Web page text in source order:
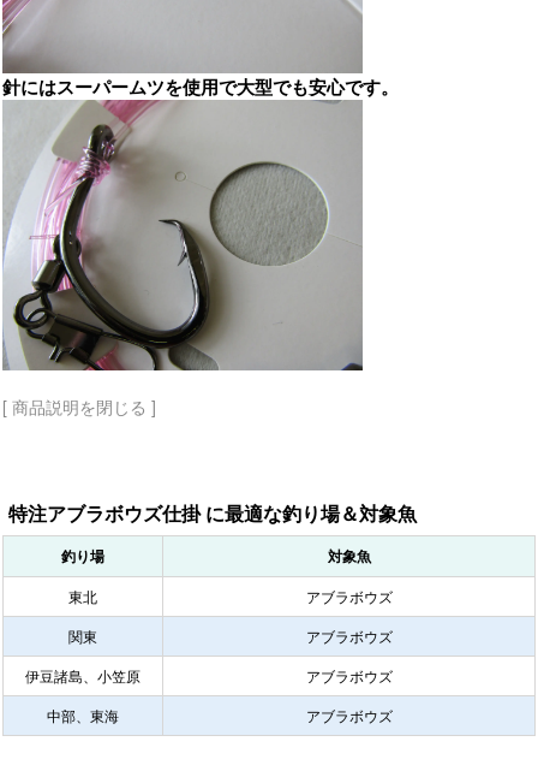
針にはスーパームツを使用で大型でも安心です。
[ 商品説明を閉じる ]
特注アブラボウズ仕掛 に最適な釣り場＆対象魚
釣り場 対象魚
東北
アブラボウズ
関東
アブラボウズ
伊豆諸島、小笠原
アブラボウズ
中部、東海
アブラボウズ